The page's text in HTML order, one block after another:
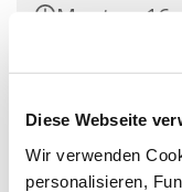
Diese Webseite
Wir verwenden
personalisieren,
Montag, 16.
(klein),
Mahlow